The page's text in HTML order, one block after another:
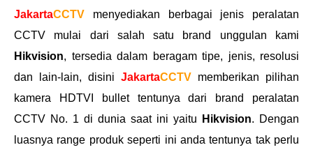
JakartaCCTV menyediakan berbagai jenis peralatan
CCTV mulai dari salah satu brand unggulan kami
Hikvision, tersedia dalam beragam tipe, jenis, resolusi
dan lain-lain, disini JakartaCCTV memberikan pilihan
kamera HDTVI bullet tentunya dari brand peralatan
CCTV No. 1 di dunia saat ini yaitu
Hikvision. Dengan
luasnya range produk seperti ini anda tentunya tak perlu